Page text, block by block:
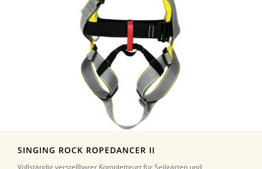
SINGING ROCK ROPEDANCER II
Vollständig verstellbarer Komplettgurt für Seilgärten und